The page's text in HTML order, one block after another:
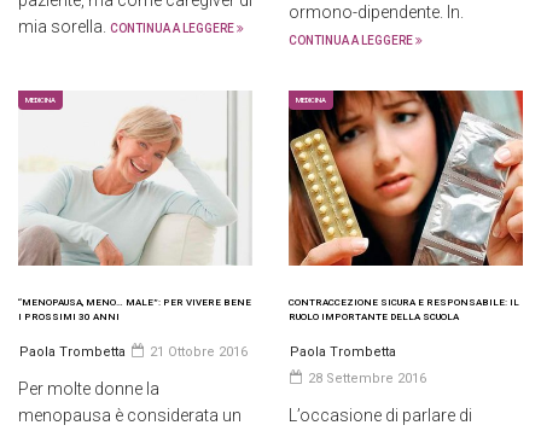
mia sorella. CONTINUA A LEGGERE
ormono-dipendente. In.
CONTINUA A LEGGERE
MEDICINA
“MENOPAUSA, MENO… MALE”: PER VIVERE BENE
I PROSSIMI 30 ANNI
Paola Trombetta 21 Ottobre 2016
Per molte donne la
menopausa è considerata un
MEDICINA
CONTRACCEZIONE SICURA E RESPONSABILE: IL
RUOLO IMPORTANTE DELLA SCUOLA
Paola Trombetta
28 Settembre 2016
L’occasione di parlare di